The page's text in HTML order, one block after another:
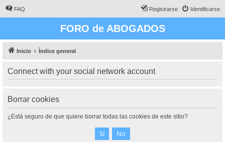
FAQ Identificarse
Registrarse
FORO de ABOGADOS
Inicio Índice general
Connect with your social network account
Borrar cookies
¿Está seguro de que quiere borrar todas las cookies de este sitio?